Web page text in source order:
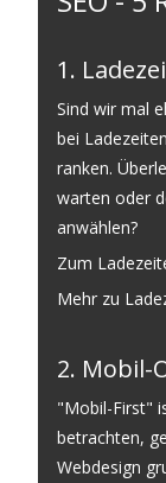
1.
Sind wir mal
bei
ranken.
warten oder
anwählen?
Zum
Mehr zu
2. Mobil-
"Mobil-First"
betrachten,
Webdesign